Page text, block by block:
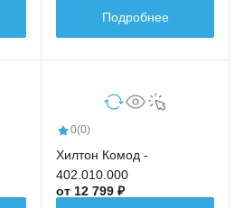
Подробнее
0(0)
Хилтон Комод -
402.010.000
от 12 799 ₽